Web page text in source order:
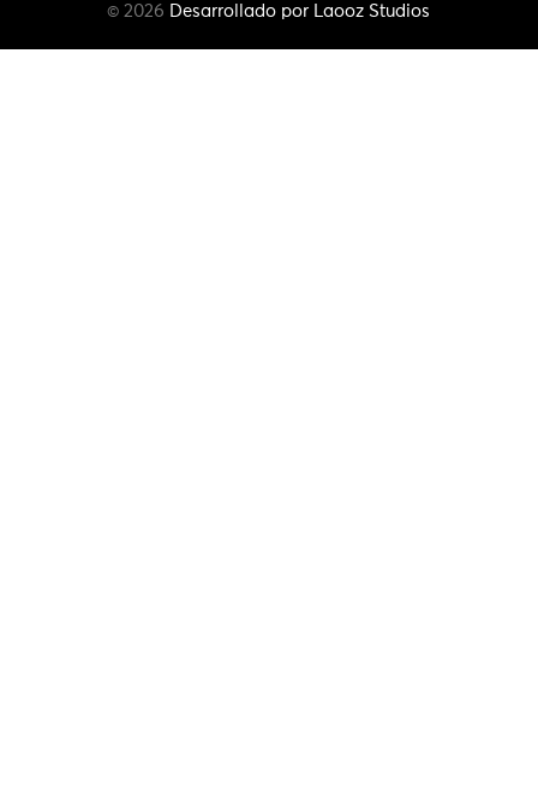
© 2026 Desarrollado por Laooz Studios